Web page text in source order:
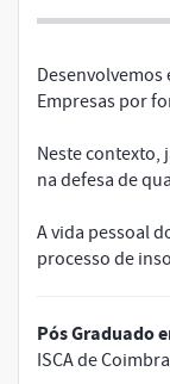
Desenvolvemos
Empresas por
Neste contexto,
na defesa de
A vida pessoal
processo de
Pós Graduado
ISCA de Coimbra